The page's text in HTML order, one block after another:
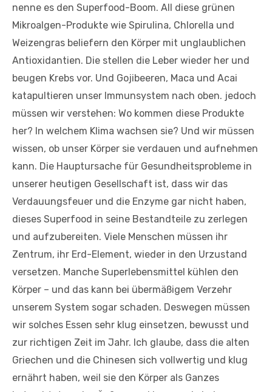
nenne es den Superfood-Boom. All diese grünen
Mikroalgen-Produkte wie Spirulina, Chlorella und
Weizengras beliefern den Körper mit unglaublichen
Antioxidantien. Die stellen die Leber wieder her und
beugen Krebs vor. Und Gojibeeren, Maca und Acai
katapultieren unser Immunsystem nach oben. jedoch
müssen wir verstehen: Wo kommen diese Produkte
her? In welchem Klima wachsen sie? Und wir müssen
wissen, ob unser Körper sie verdauen und aufnehmen
kann. Die Hauptursache für Gesundheitsprobleme in
unserer heutigen Gesellschaft ist, dass wir das
Verdauungsfeuer und die Enzyme gar nicht haben,
dieses Superfood in seine Bestandteile zu zerlegen
und aufzubereiten. Viele Menschen müssen ihr
Zentrum, ihr Erd-Element, wieder in den Urzustand
versetzen. Manche Superlebensmittel kühlen den
Körper – und das kann bei übermäßigem Verzehr
unserem System sogar schaden. Deswegen müssen
wir solches Essen sehr klug einsetzen, bewusst und
zur richtigen Zeit im Jahr. Ich glaube, dass die alten
Griechen und die Chinesen sich vollwertig und klug
ernährt haben, weil sie den Körper als Ganzes